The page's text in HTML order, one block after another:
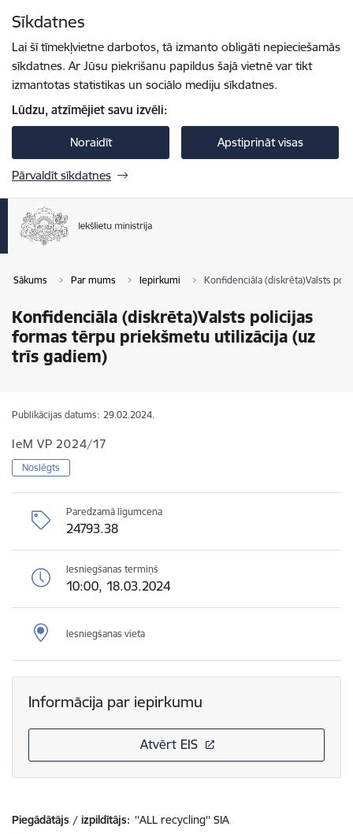
Sīkdatnes
Lai šī tīmekļvietne darbotos, tā izmanto obligāti nepieciešamās
sīkdatnes. Ar Jūsu piekrišanu papildus šajā vietnē var tikt
izmantotas statistikas un sociālo mediju sīkdatnes.
Lūdzu, atzīmējiet savu izvēli:
Noraidīt Apstiprināt visas
Pārvaldīt sīkdatnes
Sākums Par mums Iepirkumi Konfidenciāla (diskrēta)Valsts
Konfidenciāla (diskrēta)Valsts policijas
formas tērpu priekšmetu utilizācija (uz
trīs gadiem)
Publikācijas datums: 29.02.2024.
IeM VP 2024/17
Noslēgts
Paredzamā līgumcena
24793.38
Iesniegšanas termiņš
10:00, 18.03.2024
Iesniegšanas vieta
Informācija par iepirkumu
Atvērt EIS
Piegādātājs / izpildītājs: ''ALL recycling'' SIA